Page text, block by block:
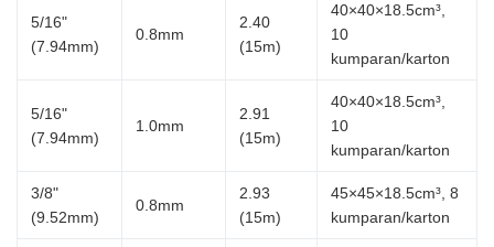
5/16"
(7.94mm)
0.8mm
2.40
(15m)
40×40×18.5cm³,
10
kumparan/karton
5/16"
(7.94mm)
1.0mm
2.91
(15m)
40×40×18.5cm³,
10
kumparan/karton
3/8"
(9.52mm)
0.8mm
2.93
(15m)
45×45×18.5cm³, 8
kumparan/karton